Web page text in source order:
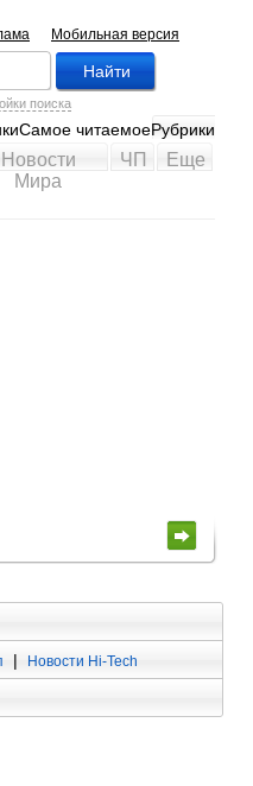
Мобильная версия
поиска
Самое читаемоеРубрики
Новости
Мира
ЧП Еще
| Новости Hi-Tech